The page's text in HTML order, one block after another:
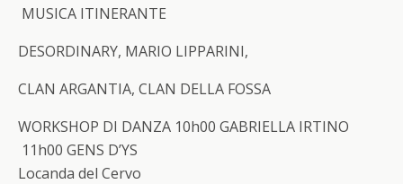
MUSICA ITINERANTE
DESORDINARY, MARIO LIPPARINI,
CLAN ARGANTIA, CLAN DELLA FOSSA
WORKSHOP DI DANZA 10h00 GABRIELLA IRTINO
11h00 GENS D’YS
Locanda del Cervo